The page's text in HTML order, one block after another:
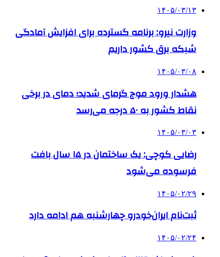
۱۴۰۵/۰۳/۱۳
وزارت نیرو: برنامه‌ گسترده برای افزایش آمادگی
شبکه برق کشور داریم
۱۴۰۵/۰۳/۰۸
هشدار ورود موج گرمای شدید؛ دمای در برخی
نقاط کشور به ۵۰ درجه می‌رسد
۱۴۰۵/۰۳/۰۳
رضایی کوچی: یک ساختمان در ۱۵ سال بافت
فرسوده می‌شود
۱۴۰۵/۰۲/۲۹
ثبت‌نام ایران‌خودرو چهارشنبه هم ادامه دارد
۱۴۰۵/۰۲/۲۴